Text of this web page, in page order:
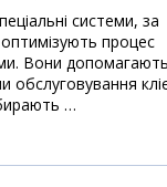
системи, за
процес
Вони допомагають
обслуговування
…